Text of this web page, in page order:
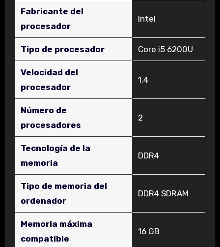
Fabricante del
procesador
‎Intel
Tipo de procesador ‎Core i5 6200U
Velocidad del
procesador
‎1.4
Número de
procesadores
‎2
Tecnología de la
memoria
‎DDR4
Tipo de memoria del
ordenador
‎DDR4 SDRAM
Memoria máxima
compatible
‎16 GB